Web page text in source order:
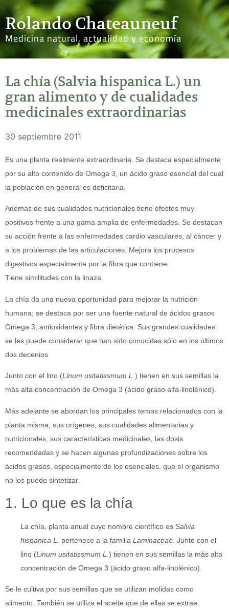
Rolando Chateauneuf
Medicina natural, actualidad y economía
La chía (Salvia hispanica L.) un
gran alimento y de cualidades
medicinales extraordinarias
30 septiembre 2011
Es una planta realmente extraordinaria. Se destaca especialmente
por su alto contenido de Omega 3, un ácido graso esencial del cual
la población en general es deficitaria.
Además de sus cualidades nutricionales tiene efectos muy
positivos frente a una gama amplia de enfermedades. Se destacan
su acción frente a las enfermedades cardio vasculares, al cáncer y
a los problemas de las articulaciones. Mejora los procesos
digestivos especialmente por la fibra que contiene.
Tiene similitudes con la linaza.
La chía da una nueva oportunidad para mejorar la nutrición
humana; se destaca por ser una fuente natural de ácidos grasos
Omega 3, antioxidantes y fibra dietética. Sus grandes cualidades
se les puede considerar que han sido conocidas sólo en los últimos
dos decenios
Junto con el lino (Linum usitatissmum L. ) tienen en sus semillas la
más alta concentración de Omega 3 (ácido graso alfa-linolénico).
Más adelante se abordan los principales temas relacionados con la
planta misma, sus orígenes, sus cualidades alimentarias y
nutricionales, sus características medicinales, las dosis
recomendadas y se hacen algunas profundizaciones sobre los
ácidos grasos, especialmente de los esenciales, que el organismo
no los puede sintetizar.
1. Lo que es la chía
La chía, planta anual cuyo nombre científico es Salvia
hispanica L.
pertenece a la familia Laminaceae . Junto con el
lino (Linum usitatissmum L. ) tienen en sus semillas la más alta
concentración de Omega 3 (ácido graso alfa-linolénico).
Se le cultiva por sus semillas que se utilizan molidas como
alimento. También se utiliza el aceite que de ellas se extrae.